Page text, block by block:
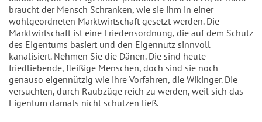
braucht der Mensch Schranken, wie sie ihm in einer
wohlgeordneten Marktwirtschaft gesetzt werden. Die
Marktwirtschaft ist eine Friedensordnung, die auf dem Schutz
des Eigentums basiert und den Eigennutz sinnvoll
kanalisiert. Nehmen Sie die Dänen. Die sind heute
friedliebende, fleißige Menschen, doch sind sie noch
genauso eigennützig wie ihre Vorfahren, die Wikinger. Die
versuchten, durch Raubzüge reich zu werden, weil sich das
Eigentum damals nicht schützen ließ.